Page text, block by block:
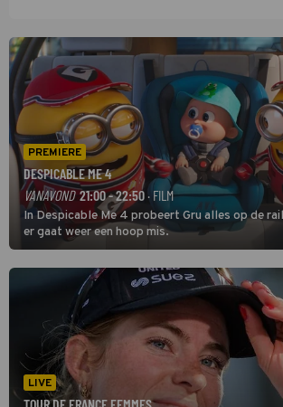
PREMIERE
DESPICABLE ME 4
VANAVOND 21:00 - 22:50 · FILM
In Despicable Me 4 probeert Gru alles op de
er gaat weer een hoop mis.
LIVE